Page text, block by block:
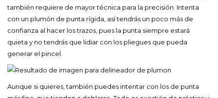
también requiere de mayor técnica para la precisión. Intenta
con un plumón de punta rígida, así tendrás un poco más de
confianza al hacer los trazos, pues la punta siempre estará
quieta y no tendrás que lidiar con los pliegues que pueda
generar el pincel.
Aunque si quieres, también puedes intentar con los de punta